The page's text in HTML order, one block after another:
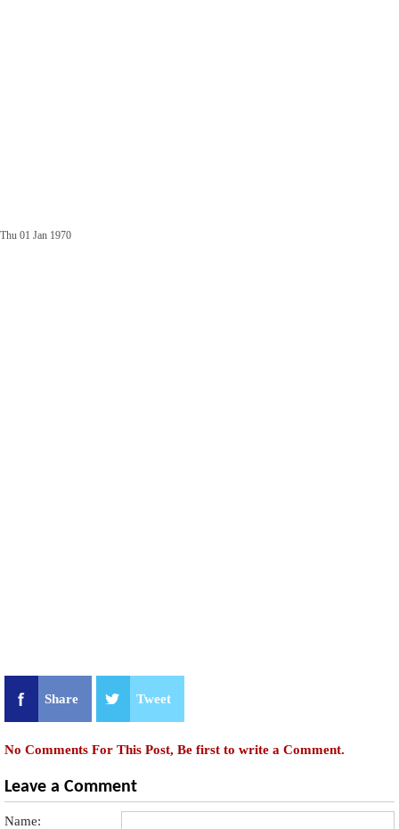
Thu 01 Jan 1970
Share Tweet
No Comments For This Post, Be first to write a Comment.
Leave a Comment
Name: